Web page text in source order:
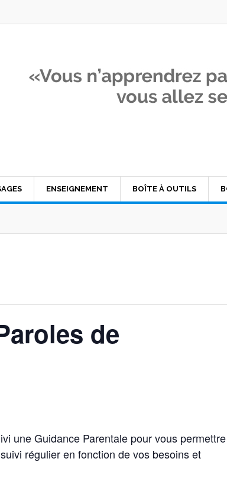
ENSEIGNEMENT BOÎTE À OUTILS
de
une Guidance Parentale pour vous permettre
régulier en fonction de vos besoins et